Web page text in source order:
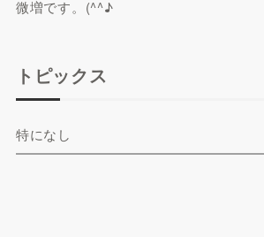
微増です。(^^♪
トピックス
特になし